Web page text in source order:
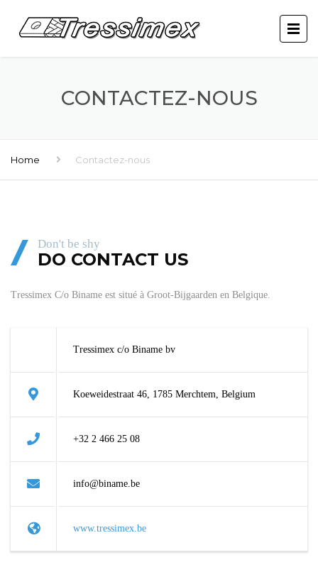
CONTACTEZ-NOUS
Home Contactez-nous
Don't be shy
DO CONTACT US
Tressimex C/o Biname est situé à Groot-Bijgaarden en Belgique.
Tressimex c/o Biname bv
Koeweidestraat 46, 1785 Merchtem, Belgium
+32 2 466 25 08
info@biname.be
www.tressimex.be